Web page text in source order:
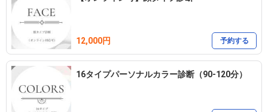
12,000円 予約する
16タイプパーソナルカラー診断（90-120分）